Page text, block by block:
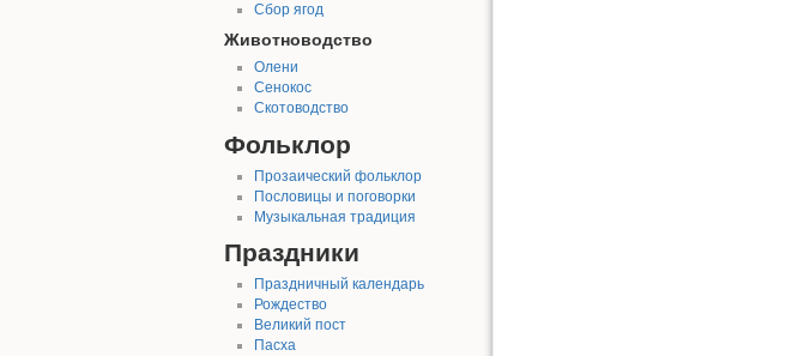
Сбор ягод
Животноводство
Олени
Сенокос
Скотоводство
Фольклор
Прозаический фольклор
Пословицы и поговорки
Музыкальная традиция
Праздники
Праздничный календарь
Рождество
Великий пост
Пасха